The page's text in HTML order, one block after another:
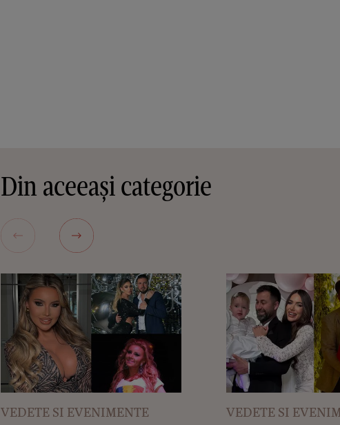
Din aceeași categorie
VEDETE SI EVENIMENTE VEDETE SI